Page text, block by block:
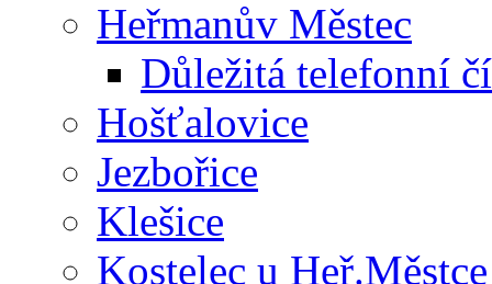
Heřmanův Městec
Důležitá telefonní
Hošťalovice
Jezbořice
Klešice
Kostelec u Heř.Městce